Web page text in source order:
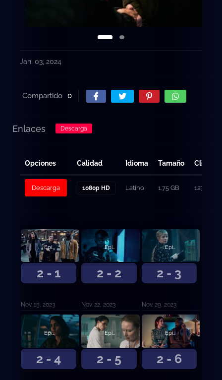
Jan. 03, 2024
Compartido 0
Enlaces Descarga
Opciones Calidad Idioma Tamaño Clicks
Descarga 1080p HD Latino 1.75 GB 127
2 - 1
Episodio 1
Nov. 15, 2023
2 - 2
Episodio 2
Nov. 22, 2023
2 - 3
Episodio 3
Nov. 29, 2023
2 - 4
Episodio 4
2 - 5
Episodio 5
2 - 6
Episodio 6